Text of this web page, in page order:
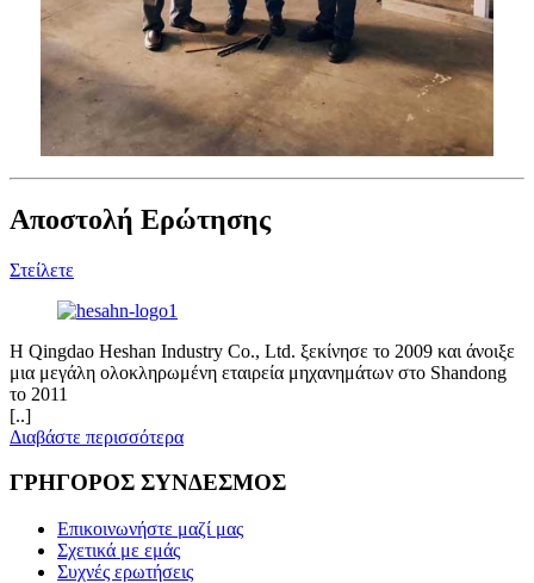
Αποστολή Ερώτησης
Στείλετε
Η Qingdao Heshan Industry Co., Ltd. ξεκίνησε το 2009 και άνοιξε
μια μεγάλη ολοκληρωμένη εταιρεία μηχανημάτων στο Shandong
το 2011
[..]
Διαβάστε περισσότερα
ΓΡΗΓΟΡΟΣ ΣΥΝΔΕΣΜΟΣ
Επικοινωνήστε μαζί μας
Σχετικά με εμάς
Συχνές ερωτήσεις